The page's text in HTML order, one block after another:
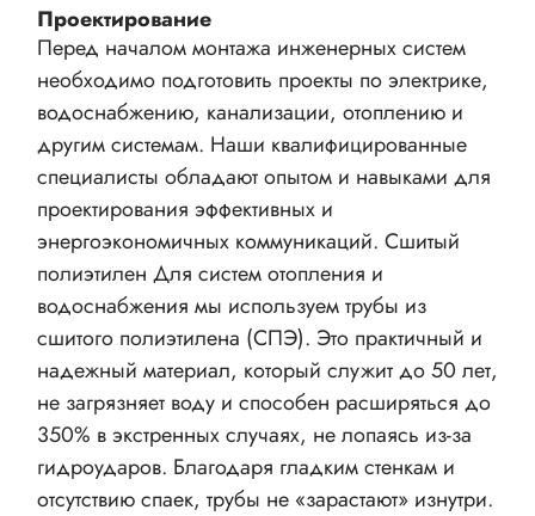
Проектирование
Перед началом монтажа инженерных систем
необходимо подготовить проекты по электрике,
водоснабжению, канализации, отоплению и
другим системам. Наши квалифицированные
специалисты обладают опытом и навыками для
проектирования эффективных и
энергоэкономичных коммуникаций. Сшитый
полиэтилен Для систем отопления и
водоснабжения мы используем трубы из
сшитого полиэтилена (СПЭ). Это практичный и
надежный материал, который служит до 50 лет,
не загрязняет воду и способен расширяться до
350% в экстренных случаях, не лопаясь из-за
гидроударов. Благодаря гладким стенкам и
отсутствию спаек, трубы не «зарастают» изнутри.